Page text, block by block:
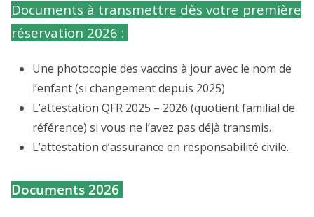
Documents à transmettre dès votre première
réservation 2026 :
Une photocopie des vaccins à jour avec le nom de
l’enfant (si changement depuis 2025)
L’attestation QFR 2025 – 2026 (quotient familial de
référence) si vous ne l’avez pas déjà transmis.
L’attestation d’assurance en responsabilité civile.
Documents 2026